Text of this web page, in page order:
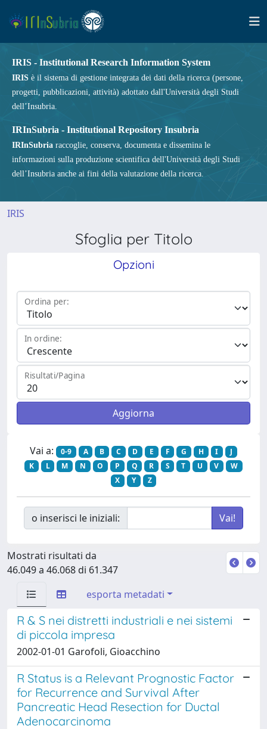
IRIS - Institutional Research Information System
IRIS è il sistema di gestione integrata dei dati della ricerca (persone,
progetti, pubblicazioni, attività) adottato dall'Università degli Studi
dell’Insubria.
IRInSubria - Institutional Repository Insubria
IRInSubria raccoglie, conserva, documenta e dissemina le
informazioni sulla produzione scientifica dell'Università degli Studi
dell’Insubria anche ai fini della valutazione della ricerca.
IRIS
Sfoglia per Titolo
Opzioni
Ordina per:
In ordine:
Risultati/Pagina
Vai a: 0-9 A B C D E F G H I
J
K
L M N O P Q R S T U V
W
X
Y Z
o inserisci le iniziali:
Mostrati risultati da
46.049 a 46.068 di 61.347
esporta metadati
R & S nei distretti industriali e nei sistemi
di piccola impresa
2002-01-01 Garofoli, Gioacchino
R Status is a Relevant Prognostic Factor
for Recurrence and Survival After
Pancreatic Head Resection for Ductal
Adenocarcinoma